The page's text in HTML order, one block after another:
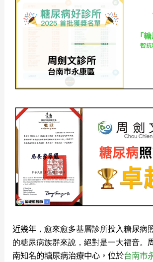
近幾年 ，愈來愈多基層診所投入糖尿病
的糖尿病族群來說，絕對是一大福音。
南知名的糖尿病治療中心，位於台南市